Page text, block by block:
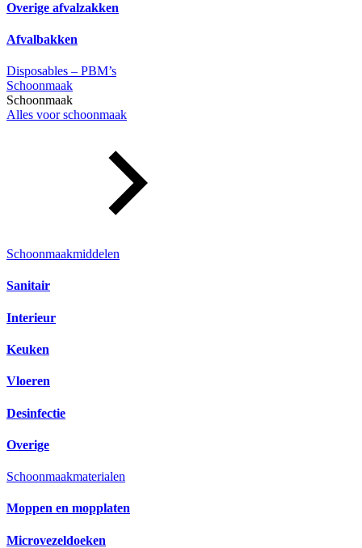
Overige afvalzakken
Afvalbakken
Disposables – PBM’s
Schoonmaak
Schoonmaak
Alles voor schoonmaak
Schoonmaakmiddelen
Sanitair
Interieur
Keuken
Vloeren
Desinfectie
Overige
Schoonmaakmaterialen
Moppen en mopplaten
Microvezeldoeken